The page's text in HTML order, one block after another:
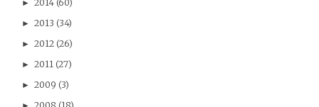
► 2014 (60)
► 2013 (34)
► 2012 (26)
► 2011 (27)
► 2009 (3)